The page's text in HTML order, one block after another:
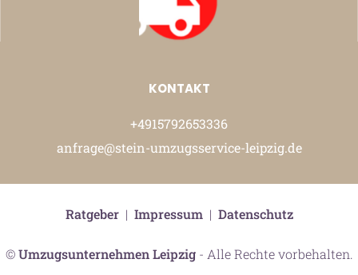
KONTAKT
+4915792653336
anfrage@stein-umzugsservice-leipzig.de
©Umzugsunternehmen Leipzig- Alle Rechte vorbehalten.
Ratgeber| Impressum| Datenschutz